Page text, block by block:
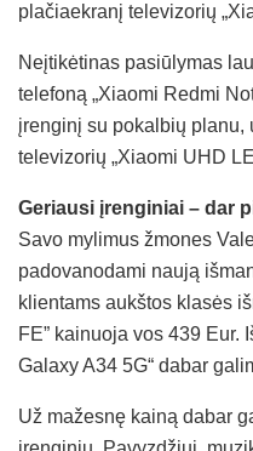
plačiaekranį televizorių
Neįtikėtinas pasiūlymas
telefoną „Xiaomi Redmi
įrenginį su pokalbių planu,
televizorių „Xiaomi UHD
Geriausi įrenginiai – dar
Savo mylimus žmones
padovanodami naują
klientams aukštos klasės
FE” kainuoja vos 439 Eur.
Galaxy A34 5G“ dabar
Už mažesnę kainą dabar